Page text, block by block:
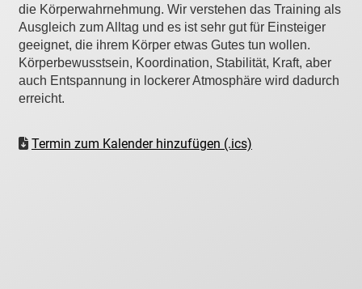
die Körperwahrnehmung. Wir verstehen das Training als
Ausgleich zum Alltag und es ist sehr gut für Einsteiger
geeignet, die ihrem Körper etwas Gutes tun wollen.
Körperbewusstsein, Koordination, Stabilität, Kraft, aber
auch Entspannung in lockerer Atmosphäre wird dadurch
erreicht.
Termin zum Kalender hinzufügen (.ics)